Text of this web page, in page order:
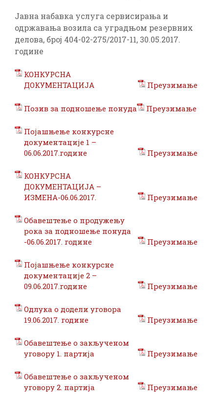
Јавна набавка услуга сервисирања и
одржавања возила са уградњом резервних
делова, број 404-02-275/2017-11, 30.05.2017.
године
КОНКУРСНА
ДОКУМЕНТАЦИЈА
Преузимање
Позив за подношење понуда Преузимање
Појашњење конкурсне
документације 1 –
06.06.2017.године
Преузимање
КОНКУРСНА
ДОКУМЕНТАЦИЈА –
ИЗМЕНА-06.06.2017.
Преузимање
Обавештење о продужењу
рока за подношење понуда
-06.06.2017. године
Преузимање
Појашњење конкурсне
документације 2 –
09.06.2017.године
Преузимање
Oдлука о додели уговора
19.06.2017. године
Преузимање
Обавештење о закљученом
уговору 1. партија
Преузимање
Oбавештење о закљученом
уговору 2. партија
Преузимање